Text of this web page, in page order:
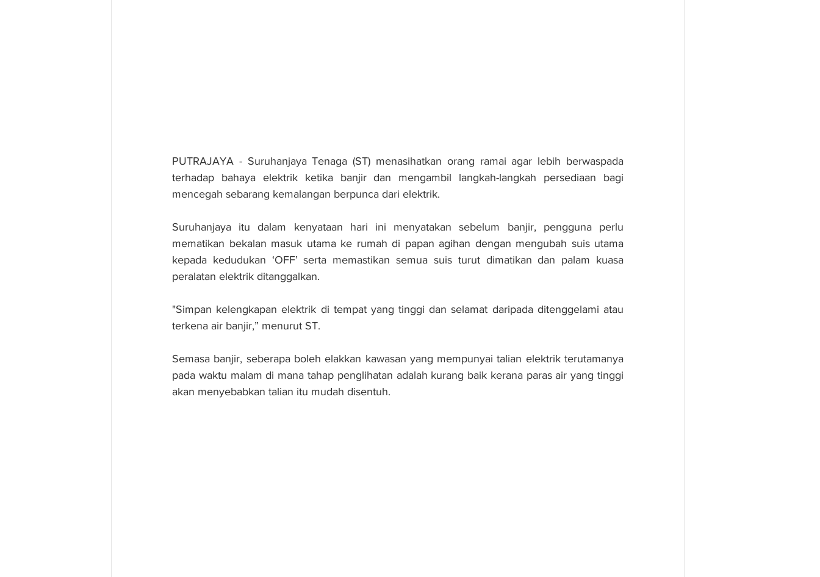
PUTRAJAYA - Suruhanjaya Tenaga (ST) menasihatkan orang ramai agar lebih berwaspada
terhadap bahaya elektrik ketika banjir dan mengambil langkah-langkah persediaan bagi
mencegah sebarang kemalangan berpunca dari elektrik.
Suruhanjaya itu dalam kenyataan hari ini menyatakan sebelum banjir, pengguna perlu
mematikan bekalan masuk utama ke rumah di papan agihan dengan mengubah suis utama
kepada kedudukan ‘OFF’ serta memastikan semua suis turut dimatikan dan palam kuasa
peralatan elektrik ditanggalkan.
"Simpan kelengkapan elektrik di tempat yang tinggi dan selamat daripada ditenggelami atau
terkena air banjir,” menurut ST.
Semasa banjir, seberapa boleh elakkan kawasan yang mempunyai talian elektrik terutamanya
pada waktu malam di mana tahap penglihatan adalah kurang baik kerana paras air yang tinggi
akan menyebabkan talian itu mudah disentuh.